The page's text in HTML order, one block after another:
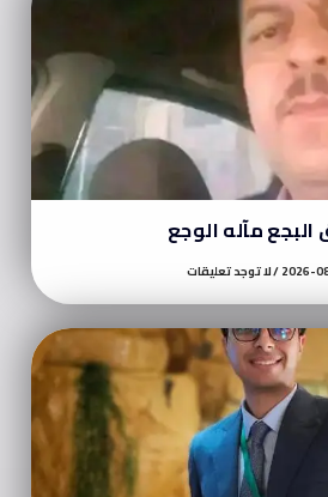
مآله الوجع
لا توجد تعليقات